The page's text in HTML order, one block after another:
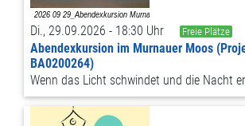
Di., 29.09.2026 - 18:30 Uhr Freie Plätze
Abendexkursion im Murnauer Moos
BA0200264)
Wenn das Licht schwindet und die Nacht